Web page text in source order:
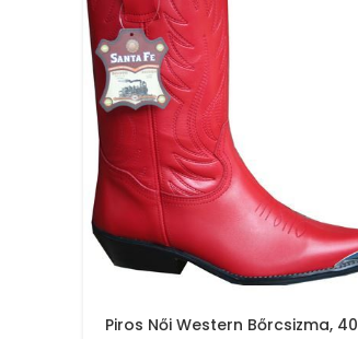
Piros Női Western Bőrcsizma, 40